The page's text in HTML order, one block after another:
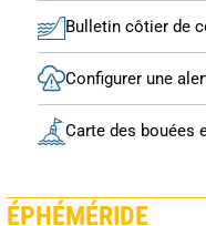
Bulletin côtier de
Configurer une
Carte des bouées
ÉPHÉMÉRIDE